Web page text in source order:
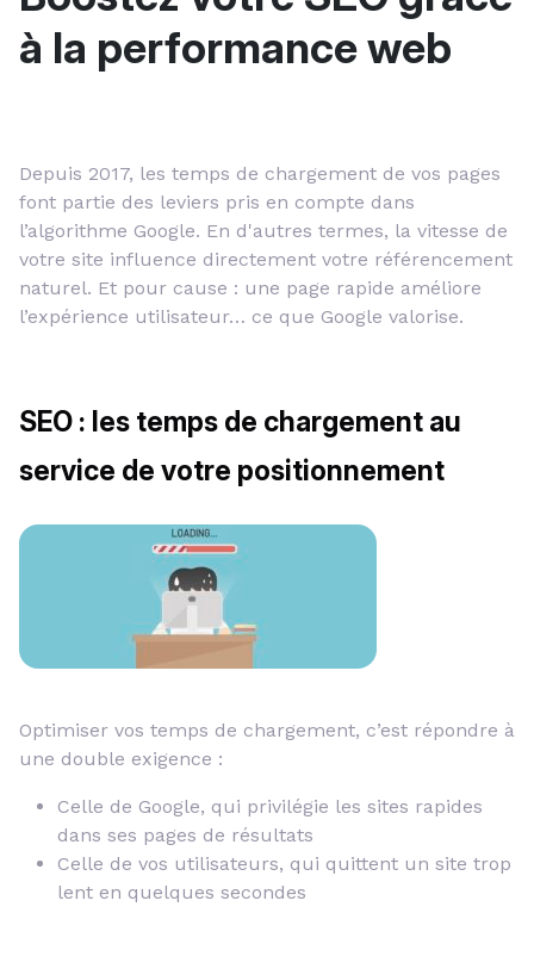
à la performance web
Depuis 2017, les temps de chargement de vos pages
font partie des leviers pris en compte dans
l’algorithme Google. En d'autres termes, la vitesse de
votre site influence directement votre référencement
naturel. Et pour cause : une page rapide améliore
l’expérience utilisateur… ce que Google valorise.
SEO : les temps de chargement au
service de votre positionnement
Optimiser vos temps de chargement, c’est répondre à
une double exigence :
Celle de Google, qui privilégie les sites rapides
dans ses pages de résultats
Celle de vos utilisateurs, qui quittent un site trop
lent en quelques secondes